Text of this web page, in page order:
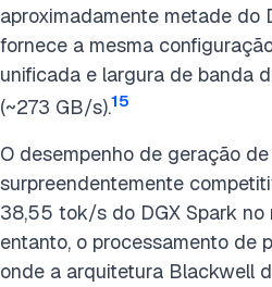
aproximadamente metade do
fornece a mesma
unificada e largura de banda
(~273 GB/s).15
O desempenho de geração
surpreendentemente
38,55 tok/s do DGX Spark no
entanto, o processamento de
onde a arquitetura Blackwell